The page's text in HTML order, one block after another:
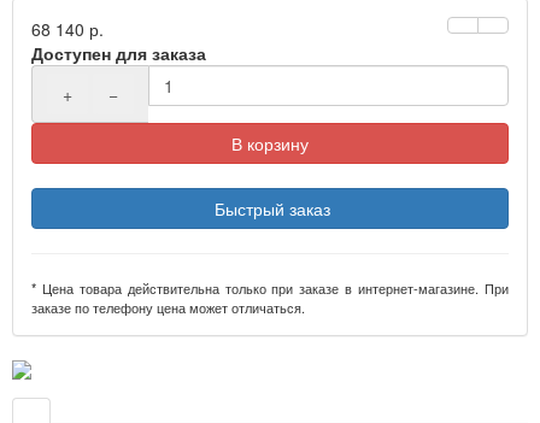
68 140 р.
Доступен для заказа
+
−
В корзину
Быстрый заказ
* Цена товара действительна только при заказе в интернет-магазине. При
заказе по телефону цена может отличаться.